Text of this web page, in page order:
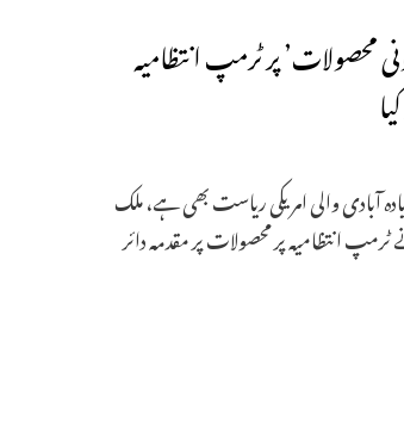
محصولات’ پر ٹرمپ انتظامیہ
آبادی والی امریکی ریاست بھی ہے، ملک
انتظامیہ پر محصولات پر مقدمہ دائر